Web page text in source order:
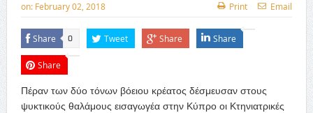
on: February 02, 2018 Print Email
Share 0 Tweet Share Share
Share
Πέραν των δύο τόνων βόειου κρέατος δέσμευσαν στους
ψυκτικούς θαλάμους εισαγωγέα στην Κύπρο οι Κτηνιατρικές